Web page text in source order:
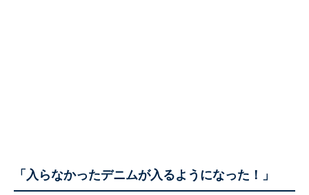
「入らなかったデニムが入るようになった！」